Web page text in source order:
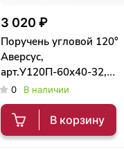
3 020 ₽
Поручень угловой 120°
Аверсус,
арт.У120П-60х40-32,
правый
0 В наличии
В корзину